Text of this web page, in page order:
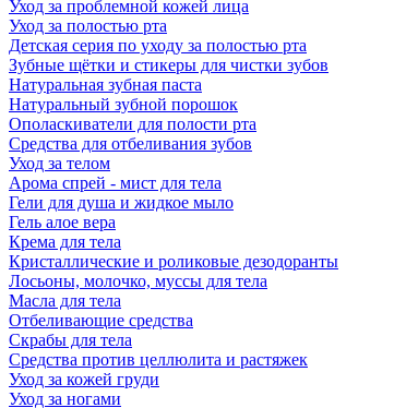
Уход за проблемной кожей лица
Уход за полостью рта
Детская серия по уходу за полостью рта
Зубные щётки и стикеры для чистки зубов
Натуральная зубная паста
Натуральный зубной порошок
Ополаскиватели для полости рта
Средства для отбеливания зубов
Уход за телом
Арома спрей - мист для тела
Гели для душа и жидкое мыло
Гель алое вера
Крема для тела
Кристаллические и роликовые дезодоранты
Лосьоны, молочко, муссы для тела
Масла для тела
Отбеливающие средства
Скрабы для тела
Средства против целлюлита и растяжек
Уход за кожей груди
Уход за ногами